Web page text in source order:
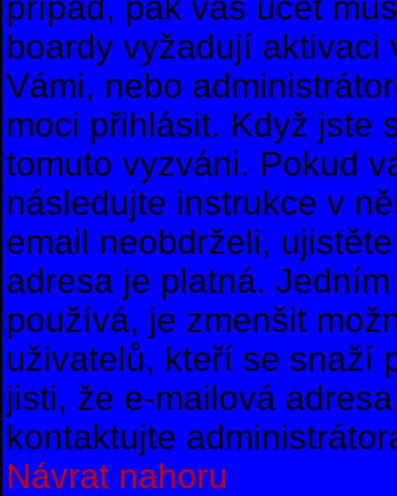
boardy vyžadují
Vámi, nebo
moci přihlásit. Když jste
tomuto vyzváni. Pokud
následujte instrukce v
email neobdrželi,
adresa je platná.
používá, je zmenšit
uživatelů, kteří se snaží
jisti, že e-mailová
kontaktujte
Návrat nahoru